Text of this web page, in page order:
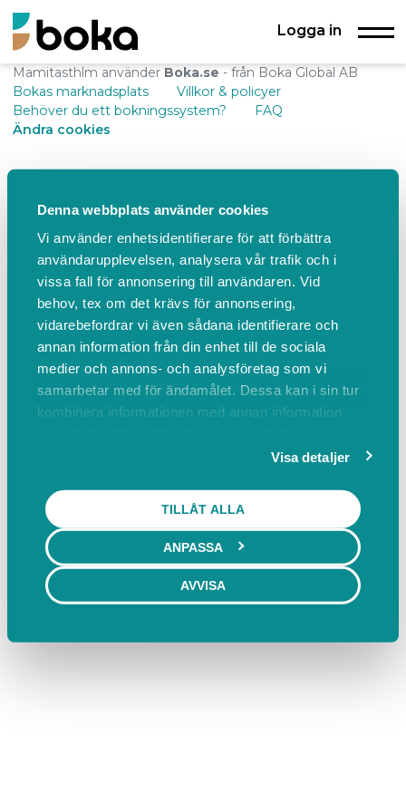
Denna webbplats använder cookies
Vi använder enhetsidentifierare för att förbättra
användarupplevelsen, analysera vår trafik och i
vissa fall för annonsering till användaren. Vid
behov, tex om det krävs för annonsering,
vidarebefordrar vi även sådana identifierare och
annan information från din enhet till de sociala
medier och annons- och analysföretag som vi
samarbetar med för ändamålet. Dessa kan i sin tur
kombinera informationen med annan information
Visa detaljer
TILLÅT ALLA
ANPASSA
AVVISA
Logga in
Mamitasthlm använder Boka.se - från Boka Global AB
Bokas marknadsplats
Villkor & policyer
Behöver du ett bokningssystem?
FAQ
Ändra cookies